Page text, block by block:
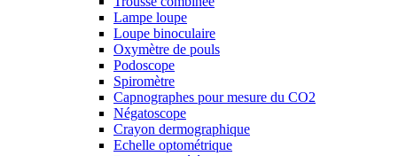
Lampe loupe
Loupe binoculaire
Oxymètre de pouls
Podoscope
Spiromètre
Capnographes pour mesure du CO2
Négatoscope
Crayon dermographique
Echelle optométrique